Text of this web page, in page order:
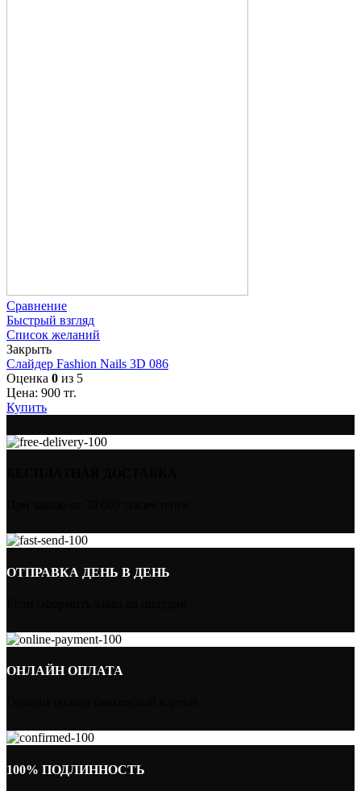
Сравнение
Быстрый взгляд
Список желаний
Закрыть
Слайдер Fashion Nails 3D 086
Оценка 0 из 5
Цена: 900 тг.
Купить
ОТПРАВКА ДЕНЬ В ДЕНЬ
ОНЛАЙН ОПЛАТА
100% ПОДЛИННОСТЬ